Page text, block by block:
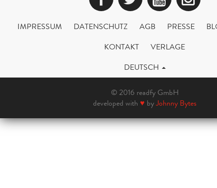
IMPRESSUM DATENSCHUTZ AGB PRESSE
KONTAKT
VERLAGE
DEUTSCH
© 2016 readfy GmbH
developed with ♥ byJohnny Bytes